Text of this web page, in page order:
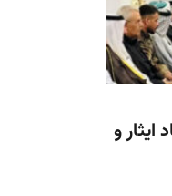
و